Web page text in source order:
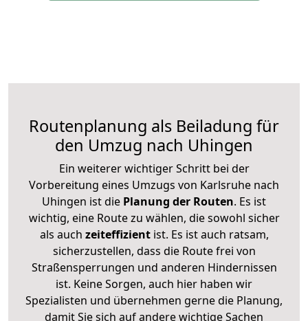
Routenplanung als Beiladung für
den Umzug nach Uhingen
Ein weiterer wichtiger Schritt bei der
Vorbereitung eines Umzugs von Karlsruhe nach
Uhingen ist die Planung der Routen. Es ist
wichtig, eine Route zu wählen, die sowohl sicher
als auch zeiteffizientist. Es ist auch ratsam,
sicherzustellen, dass die Route frei von
Straßensperrungen und anderen Hindernissen
ist. Keine Sorgen, auch hier haben wir
Spezialisten und übernehmen gerne die Planung,
damit Sie sich auf andere wichtige Sachen